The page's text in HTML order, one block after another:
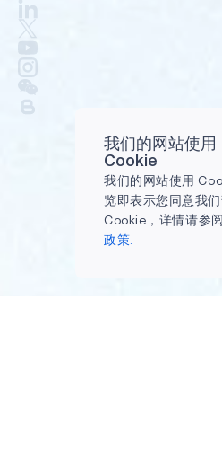
我们的网站使用
Cookie
我们的网站使用
览即表示您同意我
Cookie，详情请参
政策.